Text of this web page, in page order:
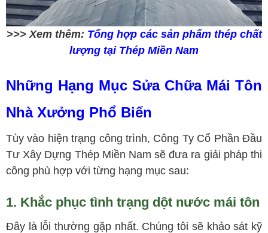
>>> Xem thêm: Tổng hợp các sản phẩm thép chất
lượng tại Thép Miền Nam
Những Hạng Mục Sửa Chữa Mái Tôn
Nhà Xưởng Phổ Biến
Tùy vào hiện trạng công trình, Công Ty Cổ Phần Đầu
Tư Xây Dựng Thép Miền Nam sẽ đưa ra giải pháp thi
công phù hợp với từng hạng mục sau:
1. Khắc phục tình trạng dột nước mái tôn
Đây là lỗi thường gặp nhất. Chúng tôi sẽ khảo sát kỹ